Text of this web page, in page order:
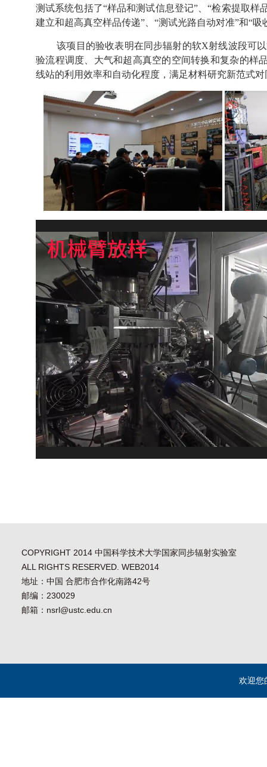
测试系统包括了“样品和测试信息登记”、“检索提取样
建立和超高真空样品传递”、“测试光路自动对准”和“
该项目的验收表明在同步辐射的软X射线波段可
验流程调度、大气和超高真空的空间转换和复杂的样
线站的利用效率和自动化程度，满足材料研究新范式
COPYRIGHT 2014 中国科学技术大学国家同步辐射实验室
ALL RIGHTS RESERVED. WEB2014
地址：中国 合肥市合作化南路42号
邮编：230029
邮箱：nsrl@ustc.edu.cn
欢迎您